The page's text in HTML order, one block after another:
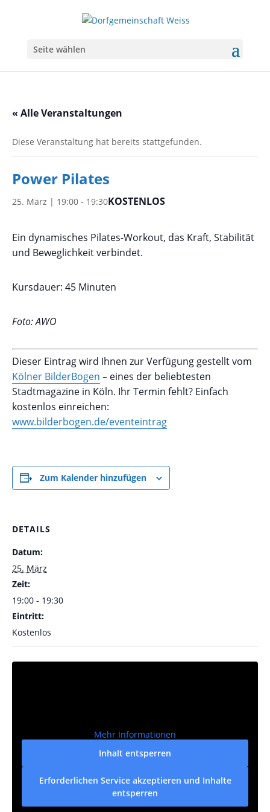
Seite wählen
« Alle Veranstaltungen
Diese Veranstaltung hat bereits stattgefunden.
Power Pilates
25. März | 19:00 - 19:30KOSTENLOS
Ein dynamisches Pilates-Workout, das Kraft, Stabilität
und Beweglichkeit verbindet.
Kursdauer: 45 Minuten
Foto: AWO
Dieser Eintrag wird Ihnen zur Verfügung gestellt vom
Kölner BilderBogen – eines der beliebtesten
Stadtmagazine in Köln. Ihr Termin fehlt? Einfach
kostenlos einreichen:
www.bilderbogen.de/eventeintrag
Zum Kalender hinzufügen
DETAILS
Datum:
25. März
Zeit:
19:00 - 19:30
Eintritt:
Kostenlos
Mehr Informationen
Inhalt entsperren
Erforderlichen Service akzeptieren und Inhalte
entsperren